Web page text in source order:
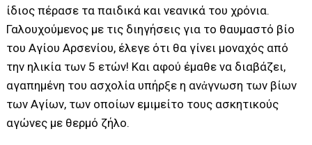
ίδιος πέρασε τα παιδικά και νεανικά του χρόνια.
Γαλουχούμενος με τις διηγήσεις για το θαυμαστό βίο
του Αγίου Αρσενίου, έλεγε ότι θα γίνει μοναχός από
την ηλικία των 5 ετών! Και αφού έμαθε να διαβάζει,
αγαπημένη του ασχολία υπήρξε η ανἀγνωση των βίων
των Αγίων, των οποίων εμιμείτο τους ασκητικούς
αγώνες με θερμό ζήλο.